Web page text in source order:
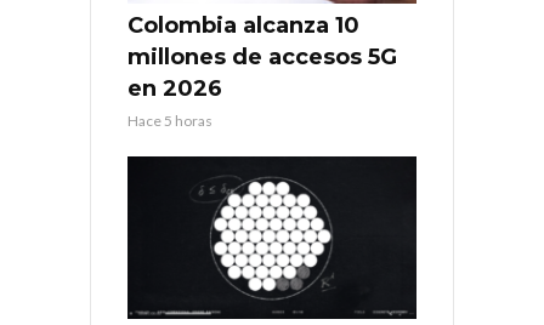
Colombia alcanza 10
millones de accesos 5G
en 2026
Hace 5 horas